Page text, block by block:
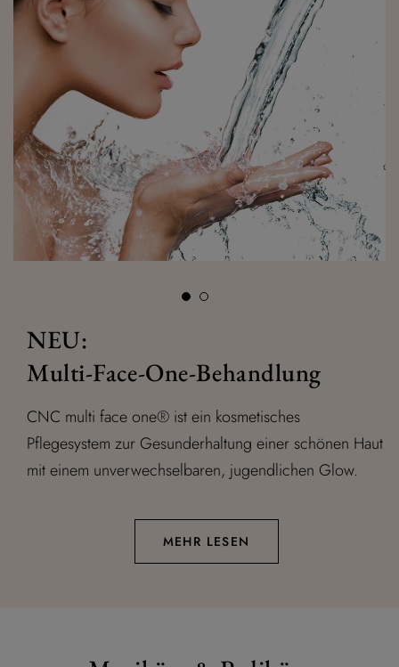
NEU:
Multi-Face-One-Behandlung
CNC multi face one® ist ein kosmetisches
Pflegesystem zur Gesunderhaltung einer schönen Haut
mit einem unverwechselbaren, jugendlichen Glow.
MEHR LESEN